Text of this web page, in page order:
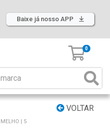
Baixe já nosso APP
0
VOLTAR
| 5